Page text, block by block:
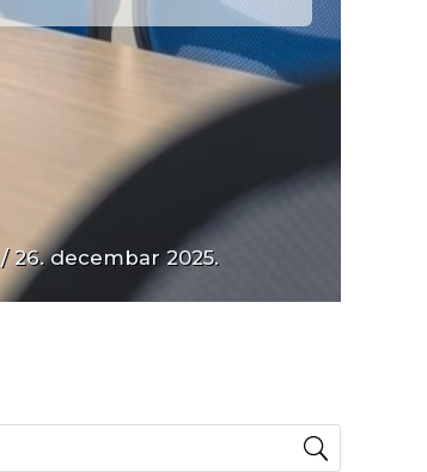
/ 26. decembar 2025.